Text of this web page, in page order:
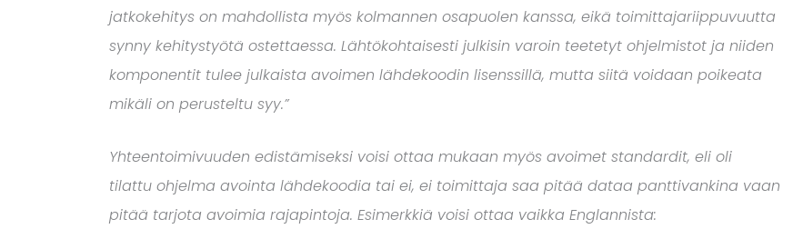
jatkokehitys on mahdollista myös kolmannen osapuolen kanssa, eikä toimittajariippuvuutta
synny kehitystyötä ostettaessa. Lähtökohtaisesti julkisin varoin teetetyt ohjelmistot ja niiden
komponentit tulee julkaista avoimen lähdekoodin lisenssillä, mutta siitä voidaan poikeata
mikäli on perusteltu syy.”
Yhteentoimivuuden edistämiseksi voisi ottaa mukaan myös avoimet standardit, eli oli
tilattu ohjelma avointa lähdekoodia tai ei, ei toimittaja saa pitää dataa panttivankina vaan
pitää tarjota avoimia rajapintoja. Esimerkkiä voisi ottaa vaikka Englannista: